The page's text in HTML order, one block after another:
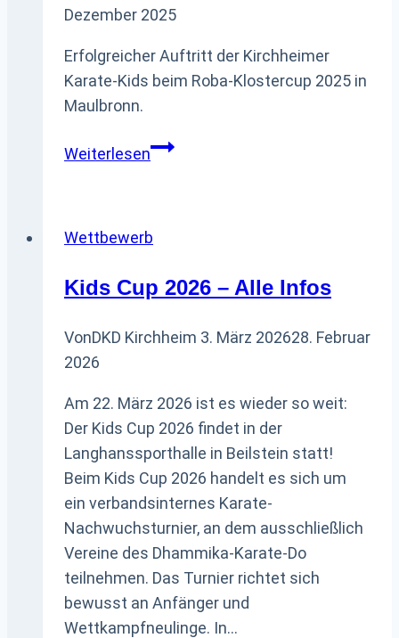
Dezember 2025
Erfolgreicher Auftritt der Kirchheimer
Karate-Kids beim Roba-Klostercup 2025 in
Maulbronn.
WeiterlesenKarate-
Roba-
2025
Wettbewerb
Kids Cup 2026 – Alle Infos
VonDKD Kirchheim 3. März 202628. Februar
2026
Am 22. März 2026 ist es wieder so weit:
Der Kids Cup 2026 findet in der
Langhanssporthalle in Beilstein statt!
Beim Kids Cup 2026 handelt es sich um
ein verbandsinternes Karate-
Nachwuchsturnier, an dem ausschließlich
Vereine des Dhammika-Karate-Do
teilnehmen. Das Turnier richtet sich
bewusst an Anfänger und
Wettkampfneulinge. In…